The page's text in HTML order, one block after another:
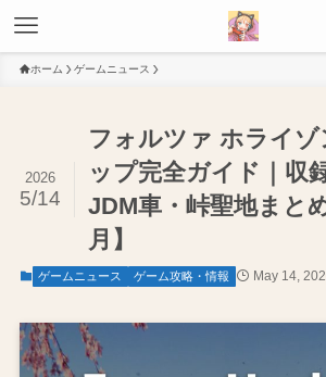
ホーム ゲームニュース
フォルツァ ホライゾ
ップ完全ガイド｜収
JDM車・峠聖地まと
月】
2026
5/14
ゲームニュース ゲーム攻略・情報 May 14,